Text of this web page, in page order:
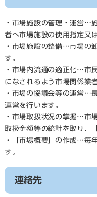
・市場施設の管理・運営…
者へ市場施設の使用指定又
・市場施設の整備…市場の
す。
・市場内流通の適正化…市
になされるよう市場関係業
・市場の協議会等の運営…
運営を行います。
・市場取扱状況の掌握…市
取扱金額等の統計を取り、
・「市場概要」の作成…毎
す。
連絡先